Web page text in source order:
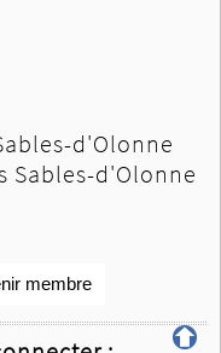
d'Olonne
Sables-d'Olonne
membre